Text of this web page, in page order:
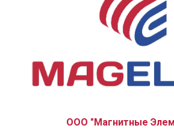
ООО "Магнитные